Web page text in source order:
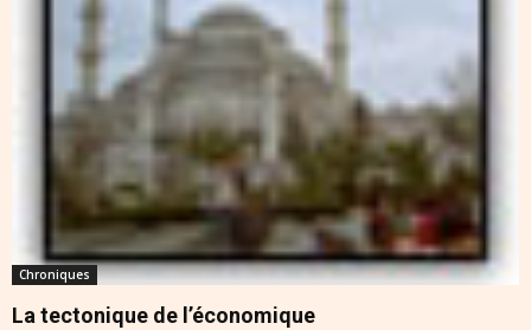
Chroniques
La tectonique de l’économique